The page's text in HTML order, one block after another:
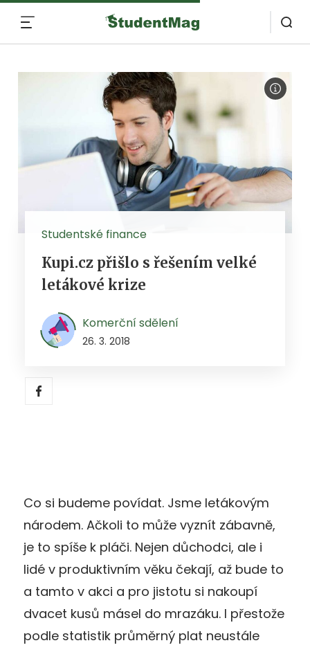
Studentské finance
Kupi.cz přišlo s řešením velké
letákové krize
Komerční sdělení
26. 3. 2018
Co si budeme povídat. Jsme letákovým
národem. Ačkoli to může vyznít zábavně,
je to spíše k pláči. Nejen důchodci, ale i
lidé v produktivním věku čekají, až bude to
a tamto v akci a pro jistotu si nakoupí
dvacet kusů másel do mrazáku. I přestože
podle statistik průměrný plat neustále